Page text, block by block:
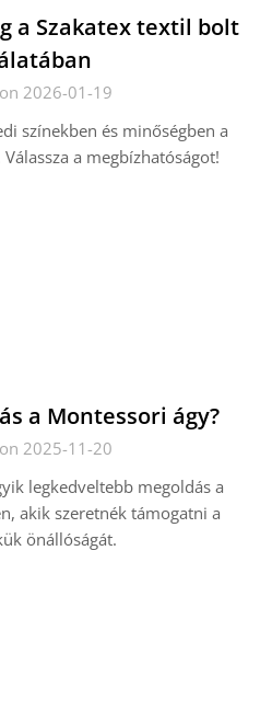
a Szakatex textil bolt
2026-01-19
színekben és minőségben a
a megbízhatóságot!
a Montessori ágy?
2025-11-20
legkedveltebb megoldás a
akik szeretnék támogatni a
önállóságát.